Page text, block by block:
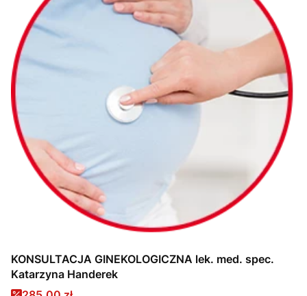
KONSULTACJA GINEKOLOGICZNA lek. med. spec.
Katarzyna Handerek